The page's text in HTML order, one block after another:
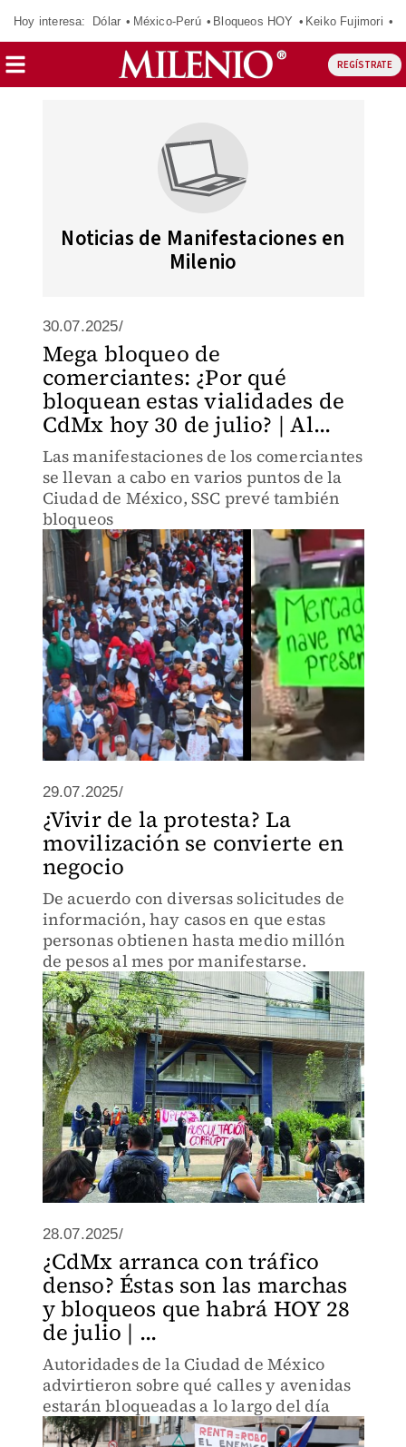
Hoy interesa: Dólar México-Perú Bloqueos HOY Keiko Fujimori
REGÍSTRATE
Noticias de Manifestaciones en
Milenio
30.07.2025/
Mega bloqueo de
comerciantes: ¿Por qué
bloquean estas vialidades de
CdMx hoy 30 de julio? | Al...
Las manifestaciones de los comerciantes
se llevan a cabo en varios puntos de la
Ciudad de México, SSC prevé también
bloqueos
29.07.2025/
¿Vivir de la protesta? La
movilización se convierte en
negocio
De acuerdo con diversas solicitudes de
información, hay casos en que estas
personas obtienen hasta medio millón
de pesos al mes por manifestarse.
28.07.2025/
¿CdMx arranca con tráfico
denso? Éstas son las marchas
y bloqueos que habrá HOY 28
de julio | ...
Autoridades de la Ciudad de México
advirtieron sobre qué calles y avenidas
estarán bloqueadas a lo largo del día